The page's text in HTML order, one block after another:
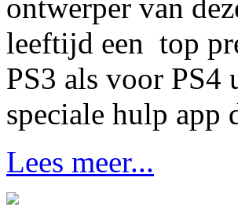
ontwerper van
leeftijd een top
PS3 als voor PS4
speciale hulp app
Lees meer...